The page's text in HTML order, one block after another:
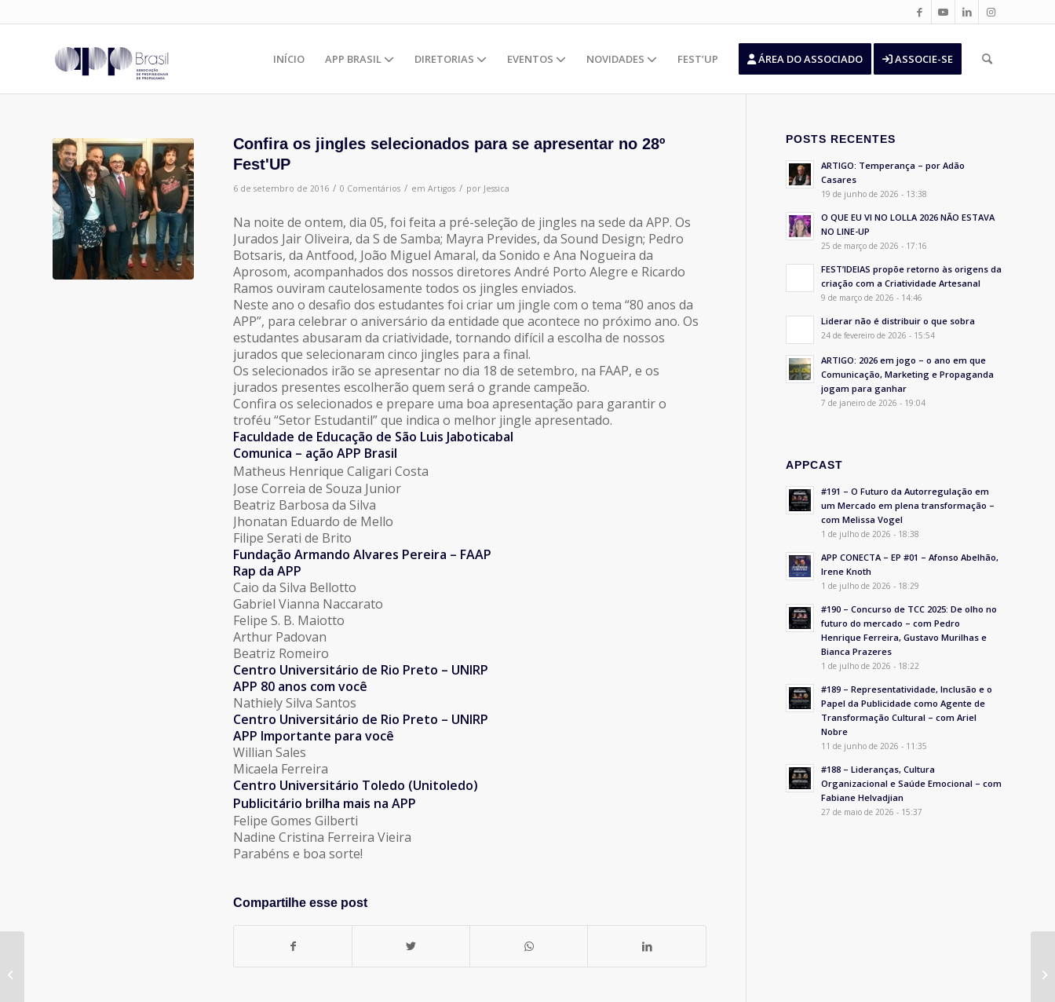
INÍCIO APP BRASIL DIRETORIAS EVENTOS NOVIDADES FEST’UP ÁREA DO ASSOCIADO ASSOCIE-SE
Confira os jingles selecionados para se apresentar no 28º
Fest'UP
6 de setembro de 2016 / 0 Comentários / em Artigos / por Jessica
Na noite de ontem, dia 05, foi feita a pré-seleção de jingles na sede da APP. Os
Jurados Jair Oliveira, da S de Samba; Mayra Prevides, da Sound Design; Pedro
Botsaris, da Antfood, João Miguel Amaral, da Sonido e Ana Nogueira da
Aprosom, acompanhados dos nossos diretores André Porto Alegre e Ricardo
Ramos ouviram cautelosamente todos os jingles enviados.
Neste ano o desafio dos estudantes foi criar um jingle com o tema “80 anos da
APP”, para celebrar o aniversário da entidade que acontece no próximo ano. Os
estudantes abusaram da criatividade, tornando difícil a escolha de nossos
jurados que selecionaram cinco jingles para a final.
Os selecionados irão se apresentar no dia 18 de setembro, na FAAP, e os
jurados presentes escolherão quem será o grande campeão.
Confira os selecionados e prepare uma boa apresentação para garantir o
troféu “Setor Estudantil” que indica o melhor jingle apresentado.
Faculdade de Educação de São Luis Jaboticabal
Comunica – ação APP Brasil
Matheus Henrique Caligari Costa
Jose Correia de Souza Junior
Beatriz Barbosa da Silva
Jhonatan Eduardo de Mello
Filipe Serati de Brito
Fundação Armando Alvares Pereira – FAAP
Rap da APP
Caio da Silva Bellotto
Gabriel Vianna Naccarato
Felipe S. B. Maiotto
Arthur Padovan
Beatriz Romeiro
Centro Universitário de Rio Preto – UNIRP
APP 80 anos com você
Nathiely Silva Santos
Centro Universitário de Rio Preto – UNIRP
APP Importante para você
Willian Sales
Micaela Ferreira
Centro Universitário Toledo (Unitoledo)
Publicitário brilha mais na APP
Felipe Gomes Gilberti
Nadine Cristina Ferreira Vieira
Parabéns e boa sorte!
Compartilhe esse post
POSTS RECENTES
ARTIGO: Temperança – por Adão
Casares
19 de junho de 2026 - 13:38
O QUE EU VI NO LOLLA 2026 NÃO ESTAVA
NO LINE-UP
25 de março de 2026 - 17:16
FEST’IDEIAS propõe retorno às origens da
criação com a Criatividade Artesanal
9 de março de 2026 - 14:46
Liderar não é distribuir o que sobra
24 de fevereiro de 2026 - 15:54
ARTIGO: 2026 em jogo – o ano em que
Comunicação, Marketing e Propaganda
jogam para ganhar
7 de janeiro de 2026 - 19:04
APPCAST
#191 – O Futuro da Autorregulação em
um Mercado em plena transformação –
com Melissa Vogel
1 de julho de 2026 - 18:38
APP CONECTA – EP #01 – Afonso Abelhão,
Irene Knoth
1 de julho de 2026 - 18:29
#190 – Concurso de TCC 2025: De olho no
futuro do mercado – com Pedro
Henrique Ferreira, Gustavo Murilhas e
Bianca Prazeres
1 de julho de 2026 - 18:22
#189 – Representatividade, Inclusão e o
Papel da Publicidade como Agente de
Transformação Cultural – com Ariel
Nobre
11 de junho de 2026 - 11:35
#188 – Lideranças, Cultura
Organizacional e Saúde Emocional – com
Fabiane Helvadjian
27 de maio de 2026 - 15:37